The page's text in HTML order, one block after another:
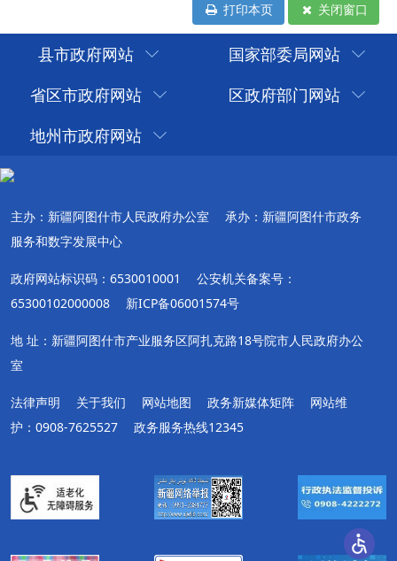
打印本页 关闭窗口
县市政府网站
国家部委局网站
省区市政府网站
区政府部门网站
地州市政府网站
主办：新疆阿图什市人民政府办公室
承办：新疆阿图什市政务
服务和数字发展中心
政府网站标识码：6530010001
公安机关备案号：
65300102000008
新ICP备06001574号
地 址：新疆阿图什市产业服务区阿扎克路18号院市人民政府办公
室
法律声明 关于我们 网站地图 政务新媒体矩阵
网站维
护：0908-7625527
政务服务热线12345